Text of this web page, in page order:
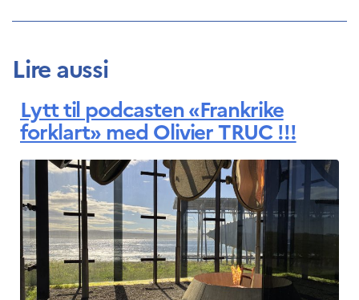
Lire aussi
Lytt til podcasten «Frankrike
forklart» med Olivier TRUC !!!